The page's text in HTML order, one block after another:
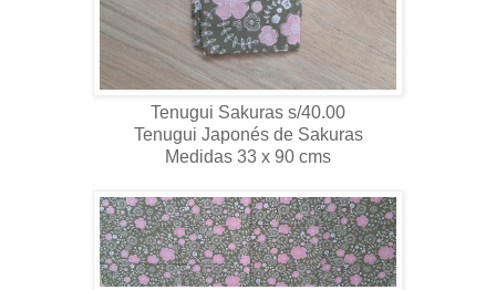
Tenugui Sakuras s/40.00
Tenugui Japonés de Sakuras
Medidas 33 x 90 cms